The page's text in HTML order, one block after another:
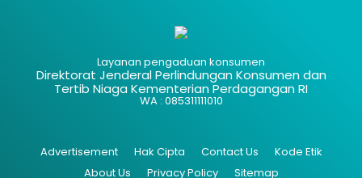
Layanan pengaduan konsumen
Direktorat Jenderal Perlindungan Konsumen dan
Tertib Niaga Kementerian Perdagangan RI
WA : 085311111010
Advertisement Hak Cipta Contact Us
Kode Etik
About Us
Privacy Policy Sitemap